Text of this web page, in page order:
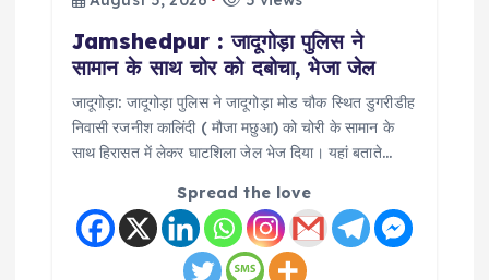
Jamshedpur : जादूगोड़ा पुलिस ने
सामान के साथ चोर को दबोचा, भेजा जेल
जादूगोड़ा: जादूगोड़ा पुलिस ने जादूगोड़ा मोड चौक स्थित डुगरीडीह
निवासी रजनीश कालिंदी ( मौजा मछुआ) को चोरी के सामान के
साथ हिरासत में लेकर घाटशिला जेल भेज दिया। यहां बताते…
Spread the love